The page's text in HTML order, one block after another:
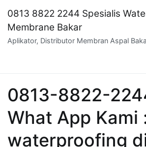
content
0813 8822 2244 Spesialis
Membrane Bakar
Aplikator, Distributor Membran Aspal
0813-8822-
What App Kami
waterproofing